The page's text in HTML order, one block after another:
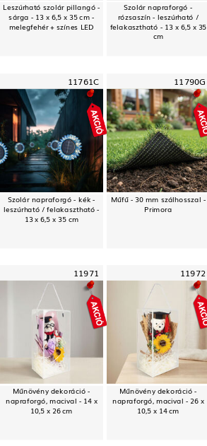
Leszúrható szolár pillangó -
sárga - 13 x 6,5 x 35 cm -
melegfehér + színes LED
Szolár napraforgó -
rózsaszín - leszúrható /
felakasztható - 13 x 6,5 x 35
cm
11761C
Szolár napraforgó - kék -
leszúrható / felakasztható -
13 x 6,5 x 35 cm
11790G
Műfű - 30 mm szálhosszal -
Primora
11971
Műnövény dekoráció -
napraforgó, macival - 14 x
10,5 x 26 cm
11972
Műnövény dekoráció -
napraforgó, macival - 26 x
10,5 x 14 cm